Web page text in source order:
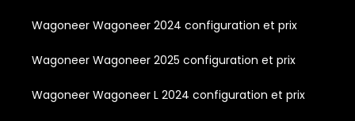
Wagoneer Wagoneer 2024 configuration et prix
Wagoneer Wagoneer 2025 configuration et prix
Wagoneer Wagoneer L 2024 configuration et prix